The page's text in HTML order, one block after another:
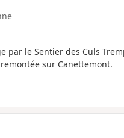
par le Sentier des Culs
sur Canettemont.